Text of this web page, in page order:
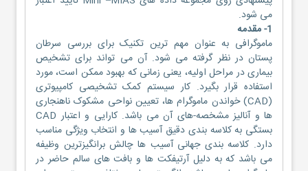
می شود.
1- مقدمه
ماموگرافی به عنوان مهم ترین تکنیک برای بررسی سرطان
پستان در نظر گرفته می شود. آن می تواند برای تشخیص
بیماری در مراحل اولیه، یعنی زمانی که بهبود ممکن است، مورد
استفاده قرار بگیرد. کار سیستم کمک تشخیصی کامپیوتری
(CAD) خواندن ماموگرام ها، تعیین نواحی مشکوک ناهنجاری
ها و آنالیز مشخصه-های آن می باشد. کارایی و اعتبار CAD
بستگی به کلاسه بندی دقیق آسیب ها و انتخاب ویژگی مناسب
دارد. کلاسه بندی جهانی آسیب ها چالش برانگیزترین وظیفه
می باشد که به دلیل آرتیفکت ها و بافت های سالم حاضر در